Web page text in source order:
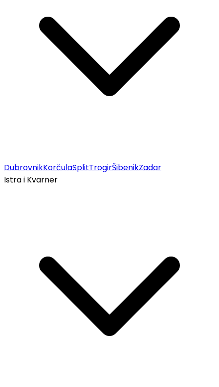
DubrovnikKorčulaSplitTrogirŠibenikZadar
Istra i Kvarner